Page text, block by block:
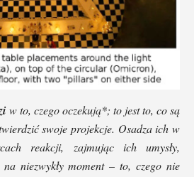
w to, czego oczekują*; to jest to, co są
swoje projekcje. Osadza ich w
reakcji, zajmując ich umysły,
niezwykły moment – to, czego nie